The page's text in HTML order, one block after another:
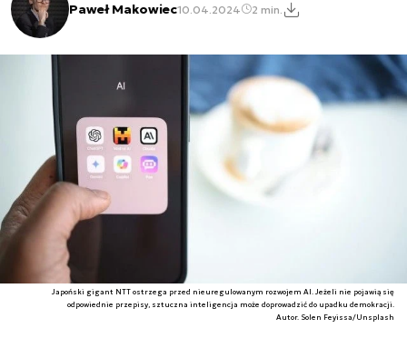
Paweł Makowiec10.04.2024 2 min.
Japoński gigant NTT ostrzega przed nieuregulowanym rozwojem AI. Jeżeli nie pojawią się
odpowiednie przepisy, sztuczna inteligencja może doprowadzić do upadku demokracji.
Autor. Solen Feyissa/Unsplash